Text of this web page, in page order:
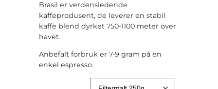
r
å
d
:
Brasil er verdensledende
kaffeprodusent, de leverer en stabil
kaffe blend dyrket 750-1100 meter over
havet.
Anbefalt forbruk er 7-9 gram på en
enkel espresso.